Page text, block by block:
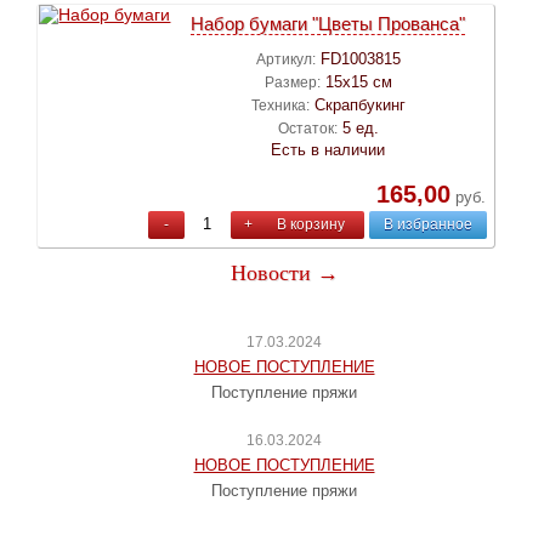
Набор бумаги "Цветы Прованса"
Артикул: FD1003815
Размер: 15х15 см
Техника: Скрапбукинг
Остаток: 5 ед.
Есть в наличии
165,00руб.
- + В корзину В избранное
Новости →
17.03.2024
НОВОЕ ПОСТУПЛЕНИЕ
Поступление пряжи
16.03.2024
НОВОЕ ПОСТУПЛЕНИЕ
Поступление пряжи